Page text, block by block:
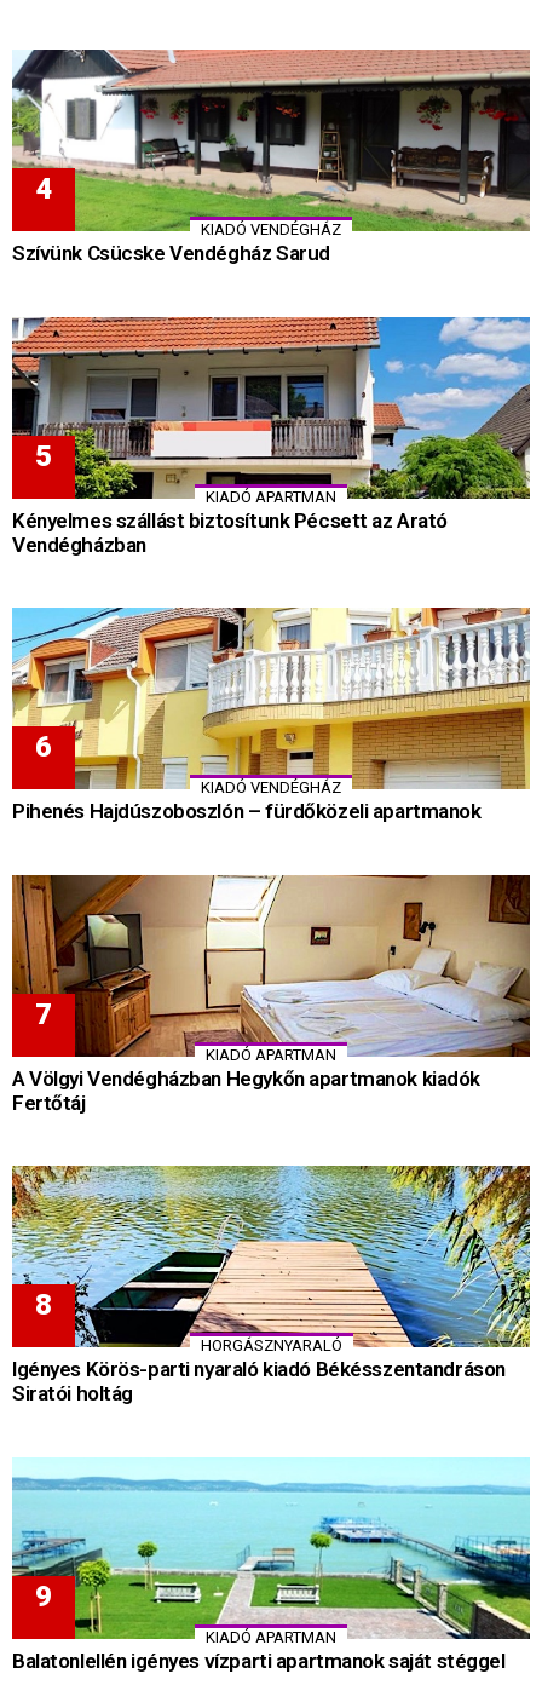
KIADÓ VENDÉGHÁZ
Szívünk Csücske Vendégház Sarud
KIADÓ APARTMAN
Kényelmes szállást biztosítunk Pécsett az Arató
Vendégházban
KIADÓ VENDÉGHÁZ
Pihenés Hajdúszoboszlón – fürdőközeli apartmanok
KIADÓ APARTMAN
A Völgyi Vendégházban Hegykőn apartmanok kiadók
Fertőtáj
HORGÁSZNYARALÓ
Igényes Körös-parti nyaraló kiadó Békésszentandráson
Siratói holtág
KIADÓ APARTMAN
Balatonlellén igényes vízparti apartmanok saját stéggel